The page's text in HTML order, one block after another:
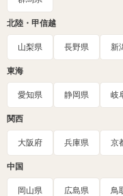
北陸・甲信越
山梨県 長野県 新
東海
愛知県 静岡県 岐
関西
大阪府 兵庫県 京
中国
岡山県 広島県 鳥